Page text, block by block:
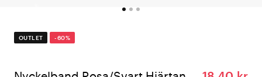
OUTLET -60%